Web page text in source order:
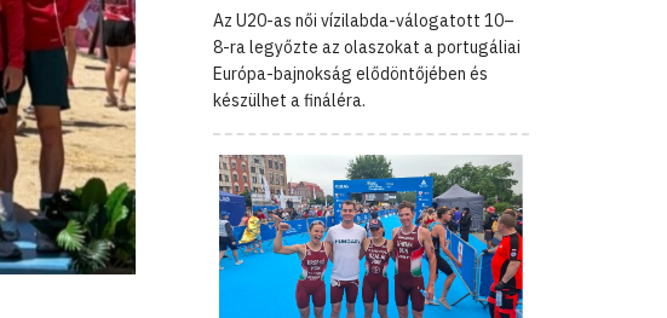
Az U20-as női vízilabda-válogatott 10–
8-ra legyőzte az olaszokat a portugáliai
Európa-bajnokság elődöntőjében és
készülhet a fináléra.